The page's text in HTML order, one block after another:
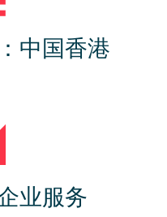
中国香港
业服务